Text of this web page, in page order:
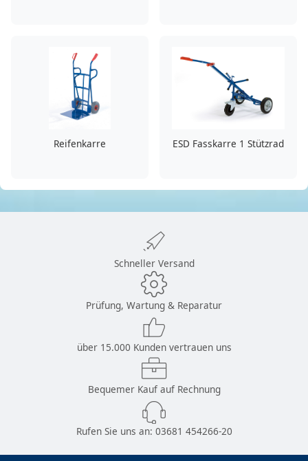
Reifenkarre ESD Fasskarre 1 Stützrad
Schneller Versand
Prüfung, Wartung & Reparatur
über 15.000 Kunden vertrauen uns
Bequemer Kauf auf Rechnung
Rufen Sie uns an: 03681 454266-20